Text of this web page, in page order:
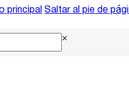
principal Saltar al pie de
×